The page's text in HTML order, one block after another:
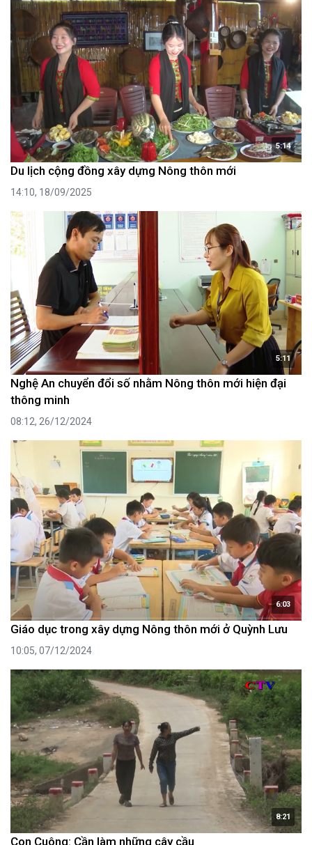
5:14
Du lịch cộng đồng xây dựng Nông thôn mới
14:10, 18/09/2025
5:11
Nghệ An chuyển đổi số nhằm Nông thôn mới hiện đại
thông minh
08:12, 26/12/2024
6:03
Giáo dục trong xây dựng Nông thôn mới ở Quỳnh Lưu
10:05, 07/12/2024
8:21
Con Cuông: Cần làm những cây cầu